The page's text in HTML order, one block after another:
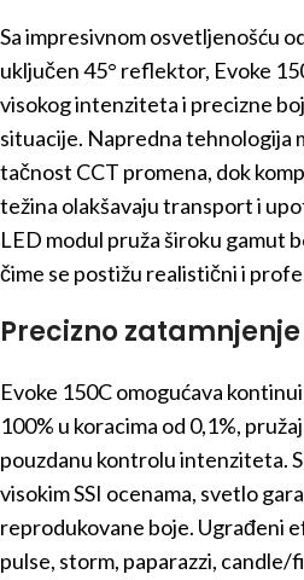
Sa impresivnom osvetljenošću
uključen 45° reflektor, Evoke
visokog intenziteta i precizne
situacije. Napredna tehnologija
tačnost CCT promena, dok
težina olakšavaju transport i
LED modul pruža široku gamut
čime se postižu realistični i
Precizno
Evoke 150C omogućava
100% u koracima od 0,1%,
pouzdanu kontrolu intenziteta.
visokim SSI ocenama, svetlo
reprodukovane boje. Ugrađeni
pulse, storm, paparazzi, candle/